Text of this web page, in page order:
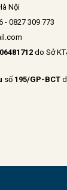
Nội
- 0827 309 773
do Sở
số 195/GP-BCT